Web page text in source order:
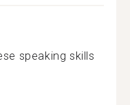
speaking skills